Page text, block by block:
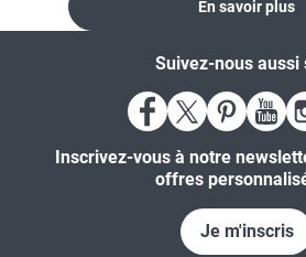
En savoir plus
Suivez-nous aussi
Inscrivez-vous à notre
offres
Je m'inscris